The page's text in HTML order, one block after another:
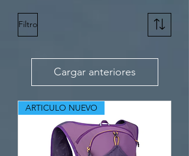
Filtro
Cargar anteriores
ARTICULO NUEVO